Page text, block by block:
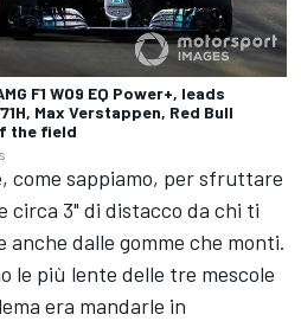
F1 W09 EQ Power+, leads
Max Verstappen, Red Bull
the field
come sappiamo, per sfruttare
circa 3" di distacco da chi ti
anche dalle gomme che monti.
le più lente delle tre mescole
era mandarle in